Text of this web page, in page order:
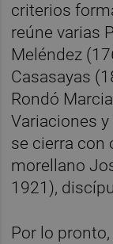
criterios
reúne varias
Meléndez
Casasayas
Rondó
Variaciones
se cierra con
morellano
1921),
Por lo